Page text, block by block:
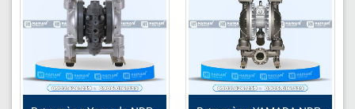
Chất liệu thân bơm
Nhôm
Lưu lượng tối đa
400 lít/phút
Áp lực tối đa
6.1 bar
Đầu hút và xả
3/2 inch